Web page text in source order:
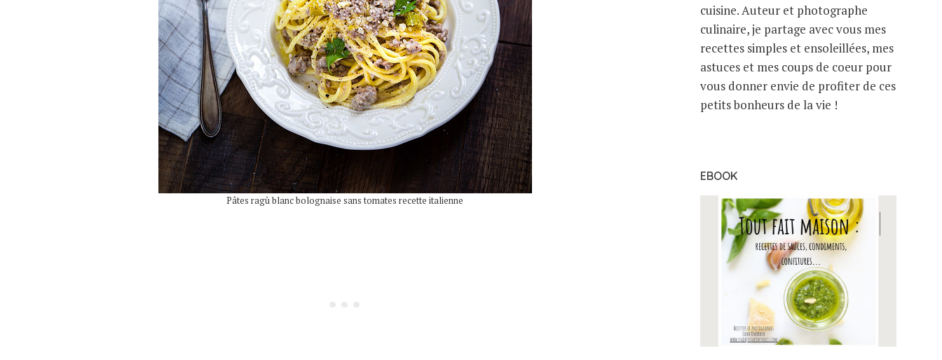
Pâtes ragù blanc bolognaise sans tomates recette italienne
cuisine. Auteur et photographe
culinaire, je partage avec vous mes
recettes simples et ensoleillées, mes
astuces et mes coups de coeur pour
vous donner envie de profiter de ces
petits bonheurs de la vie !
EBOOK